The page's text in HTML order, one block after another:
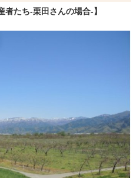
食べごろになるよう、固めのネ
態の品種を選んで、旬のネクタ
安
者たち-栗田さんの場合-】